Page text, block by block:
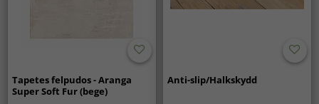
Tapetes felpudos - Aranga
Super Soft Fur (bege)
Anti-slip/Halkskydd